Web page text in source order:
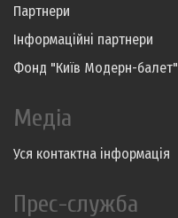
Партнери
Інформаційні партнери
Фонд "Київ Модерн-балет"
Медіа
Уся контактна інформація
Прес-служба